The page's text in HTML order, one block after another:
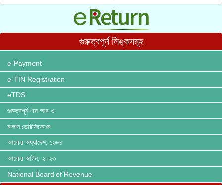
গুরুত্বপূর্ন লিঙ্কসমূহ
e-Payment
e-TIN Registration
eTDS
গুরুত্বপূর্ন এস.আর.ও
চালান ভেরিফিকেশন
আয়কর অধ্যাদেশ, ১৯৮৪
আয়কর আইন, ২০২৩
National Board of Revenue